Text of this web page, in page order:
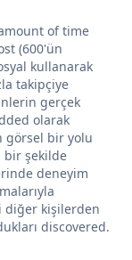
of time
(600'ün
kullanarak
takipçiye
gerçek
olarak
görsel bir yolu
bir şekilde
deneyim
diğer kişilerden
discovered.